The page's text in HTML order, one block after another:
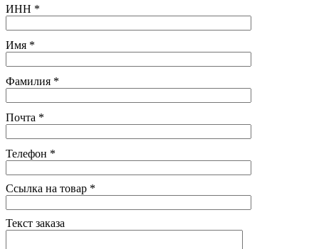
ИНН *
Имя *
Фамилия *
Почта *
Телефон *
Ссылка на товар *
Текст заказа